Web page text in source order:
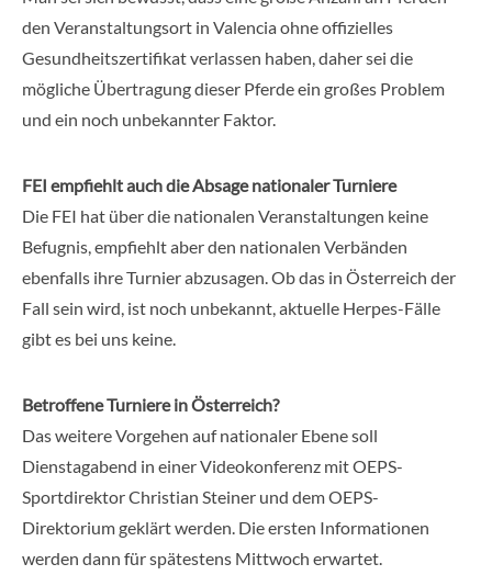
den Veranstaltungsort in Valencia ohne offizielles
Gesundheitszertifikat verlassen haben, daher sei die
mögliche Übertragung dieser Pferde ein großes Problem
und ein noch unbekannter Faktor.
FEI empfiehlt auch die Absage nationaler Turniere
Die FEI hat über die nationalen Veranstaltungen keine
Befugnis, empfiehlt aber den nationalen Verbänden
ebenfalls ihre Turnier abzusagen. Ob das in Österreich der
Fall sein wird, ist noch unbekannt, aktuelle Herpes-Fälle
gibt es bei uns keine.
Betroffene Turniere inÖsterreich?
Das weitere Vorgehen auf nationaler Ebene soll
Dienstagabend in einer Videokonferenz mit OEPS-
Sportdirektor Christian Steiner und dem OEPS-
Direktorium geklärt werden. Die ersten Informationen
werden dann für spätestens Mittwoch erwartet.